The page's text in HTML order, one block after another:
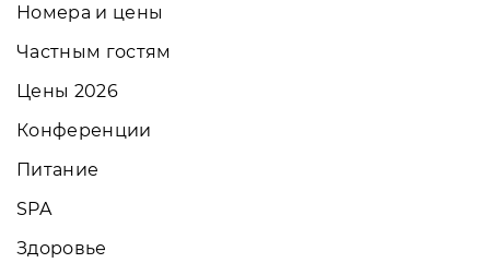
Номера и цены
Частным гостям
Цены 2026
Конференции
Питание
SPA
Здоровье